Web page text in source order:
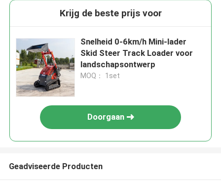
Krijg de beste prijs voor
Snelheid 0-6km/h Mini-lader
Skid Steer Track Loader voor
landschapsontwerp
MOQ： 1set
Doorgaan
Geadviseerde Producten